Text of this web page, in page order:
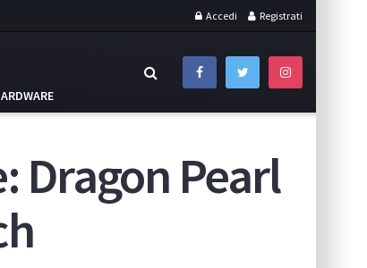
Accedi Registrati
Dragon Pearl